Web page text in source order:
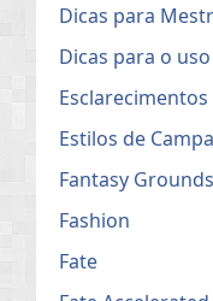
Dicas para
Dicas para o
Estilos de
Fantasy Grounds
Fashion
Fate